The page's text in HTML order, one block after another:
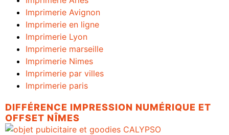
Imprimerie Avignon
Imprimerie en ligne
Imprimerie Lyon
Imprimerie marseille
Imprimerie Nimes
Imprimerie par villes
Imprimerie paris
DIFFÉRENCE IMPRESSION NUMÉRIQUE ET
OFFSET NÎMES